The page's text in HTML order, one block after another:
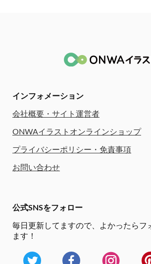
インフォメーション
会社概要・サイト運営者
ONWAイラストオンラインショップ
プライバシーポリシー・免責事項
お問い合わせ
公式SNSをフォロー
毎日更新してますので、
よかったらフ
ます！